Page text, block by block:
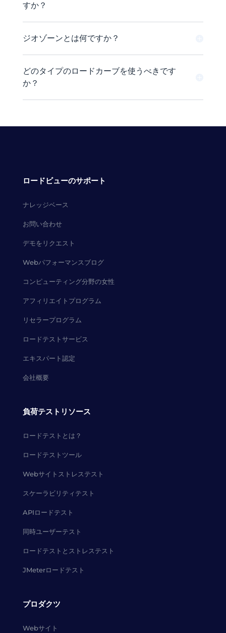
すか？
ジオゾーンとは何ですか？
どのタイプのロードカーブを使うべきです
か？
ロードビューのサポート
ナレッジベース
お問い合わせ
デモをリクエスト
Webパフォーマンスブログ
コンピューティング分野の女性
アフィリエイトプログラム
リセラープログラム
ロードテストサービス
エキスパート認定
会社概要
負荷テストリソース
ロードテストとは？
ロードテストツール
Webサイトストレステスト
スケーラビリティテスト
APIロードテスト
同時ユーザーテスト
ロードテストとストレステスト
JMeterロードテスト
プロダクツ
Webサイト